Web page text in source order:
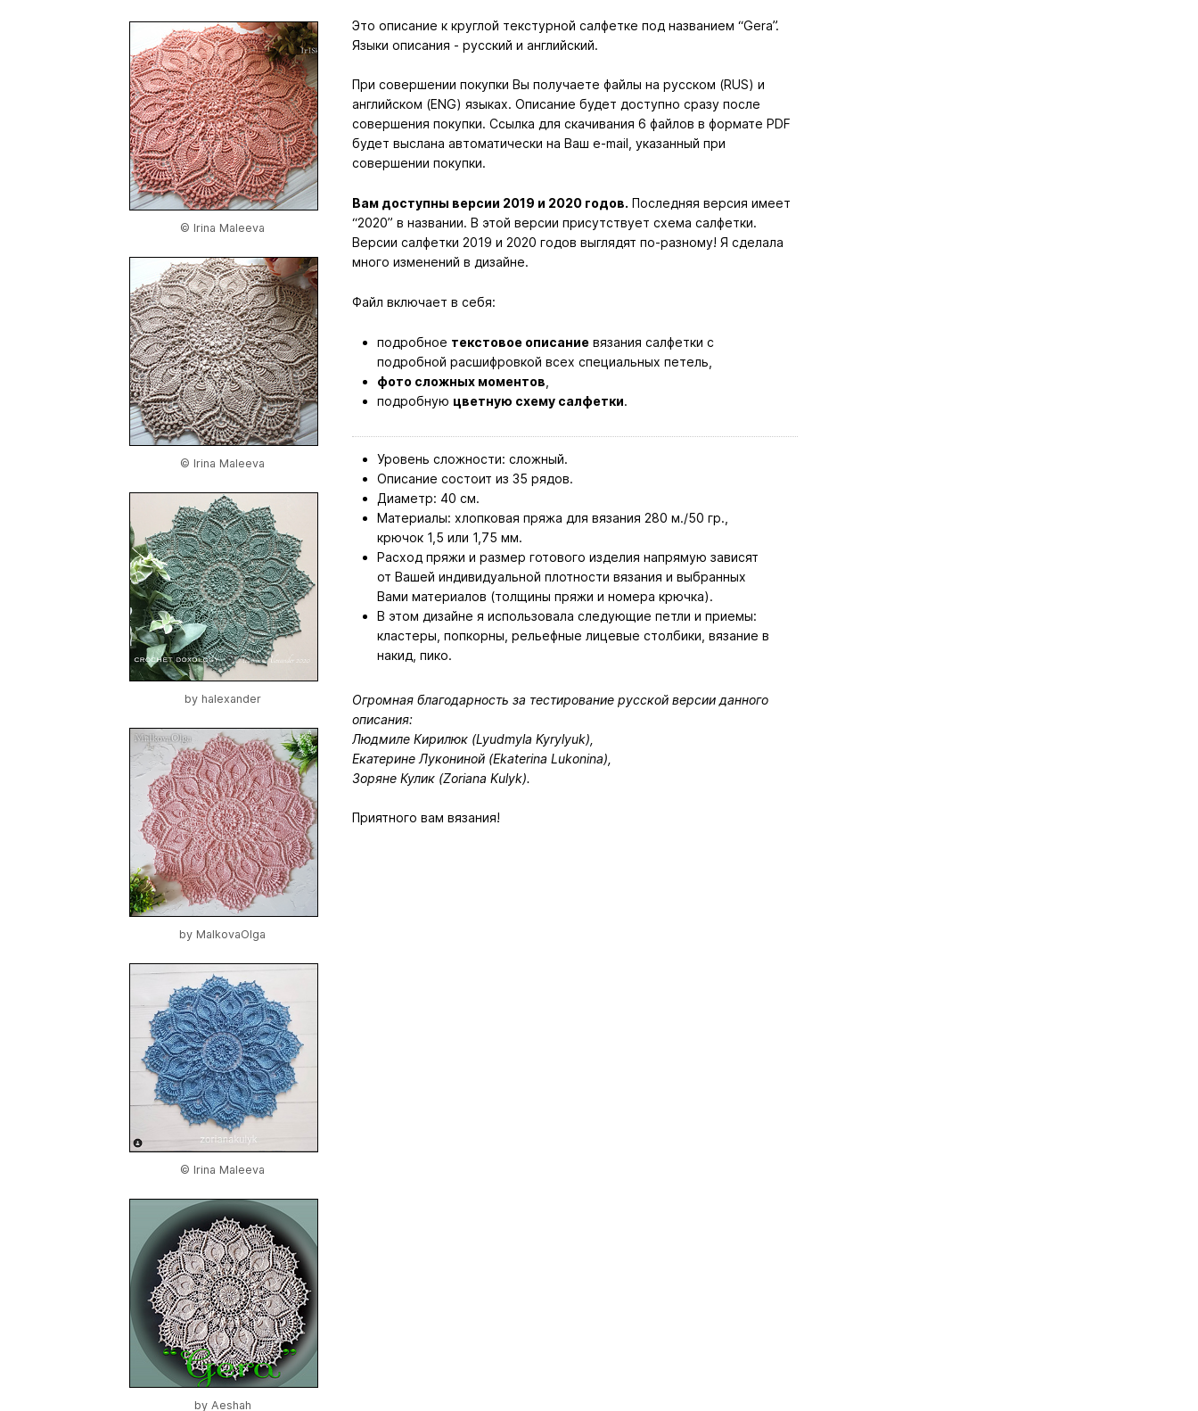
© Irina Maleeva
© Irina Maleeva
by halexander
by MalkovaOlga
© Irina Maleeva
by Aeshah
Это описание к круглой текстурной салфетке под названием “Gera”.
Языки описания - русский и английский.
При совершении покупки Вы получаете файлы на русском (RUS) и
английском (ENG) языках. Описание будет доступно сразу после
совершения покупки. Ссылка для скачивания 6 файлов в формате PDF
будет выслана автоматически на Ваш e-mail, указанный при
совершении покупки.
Вам доступны версии 2019 и 2020 годов. Последняя версия имеет
“2020” в названии. В этой версии присутствует схема салфетки.
Версии салфетки 2019 и 2020 годов выглядят по-разному! Я сделала
много изменений в дизайне.
Файл включает в себя:
подробное текстовое описаниевязания салфетки с
подробной расшифровкой всех специальных петель,
фото сложных моментов
подробную цветную схему салфетки.
Уровень сложности: сложный.
Описание состоит из 35 рядов.
Диаметр: 40 см.
Материалы: хлопковая пряжа для вязания 280 м./50 гр.,
крючок 1,5 или 1,75 мм.
Расход пряжи и размер готового изделия напрямую зависят
от Вашей индивидуальной плотности вязания и выбранных
Вами материалов (толщины пряжи и номера крючка).
В этом дизайне я использовала следующие петли и приемы:
кластеры, попкорны, рельефные лицевые столбики, вязание в
накид, пико.
Огромная благодарность за тестирование русской версии данного
описания:
Людмиле Кирилюк (Lyudmyla Kyrylyuk),
Екатерине Лукониной (Ekaterina Lukonina),
Зоряне Кулик (Zoriana Kulyk).
Приятного вам вязания!